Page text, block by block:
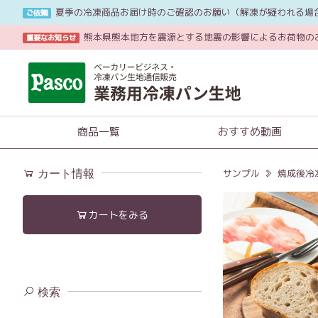
ご依頼 夏季の冷凍商品お届け時のご確認のお願い（解凍が疑われる場
重要なお知らせ 熊本県熊本地方を震源とする地震の影響によるお荷物
商品一覧 おすすめ動画
サンプル 焼成後冷
カート情報
カートをみる
検索